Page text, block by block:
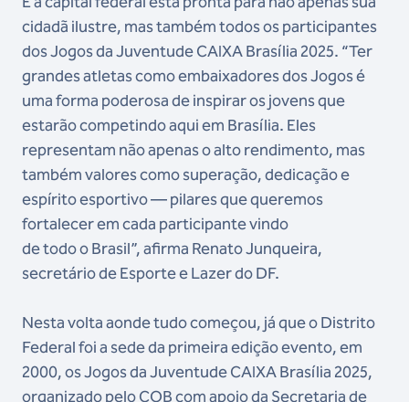
cidadã ilustre, mas também todos os participantes
dos Jogos da Juventude CAIXA Brasília 2025. “Ter
grandes atletas como embaixadores dos Jogos é
uma forma poderosa de inspirar os jovens que
estarão competindo aqui em Brasília. Eles
representam não apenas o alto rendimento, mas
também valores como superação, dedicação e
espírito esportivo — pilares que queremos
fortalecer em cada participante vindo
de todo o Brasil”, afirma Renato Junqueira,
secretário de Esporte e Lazer do DF.
Nesta volta aonde tudo começou, já que o Distrito
Federal foi a sede da primeira edição evento, em
2000, os Jogos da Juventude CAIXA Brasília 2025,
organizado pelo COB com apoio da Secretaria de